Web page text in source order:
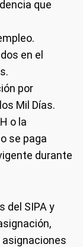
que
en el
por
Mil Días.
o la
se paga
durante
del SIPA y